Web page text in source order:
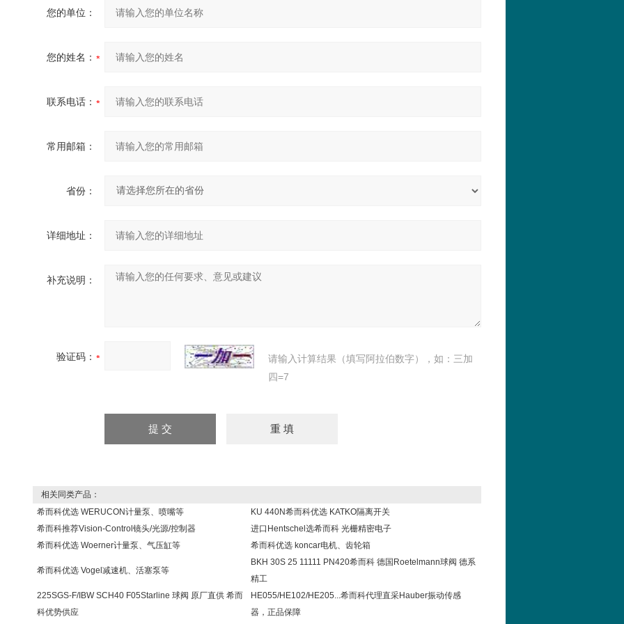
您的单位：
您的姓名：
联系电话：
常用邮箱：
省份：
详细地址：
补充说明：
验证码：
请输入计算结果（填写阿拉伯数字），如：三加
四=7
相关同类产品：
希而科优选 WERUCON计量泵、喷嘴等
KU 440N希而科优选 KATKO隔离开关
希而科推荐Vision-Control镜头/光源/控制器
进口Hentschel选希而科 光栅精密电子
希而科优选 Woerner计量泵、气压缸等
希而科优选 koncar电机、齿轮箱
希而科优选 Vogel减速机、活塞泵等
BKH 30S 25 11111 PN420希而科 德国Roetelmann球阀 德系
精工
225SGS-F/IBW SCH40 F05Starline 球阀 原厂直供 希而
科优势供应
HE055/HE102/HE205...希而科代理直采Hauber振动传感
器，正品保障